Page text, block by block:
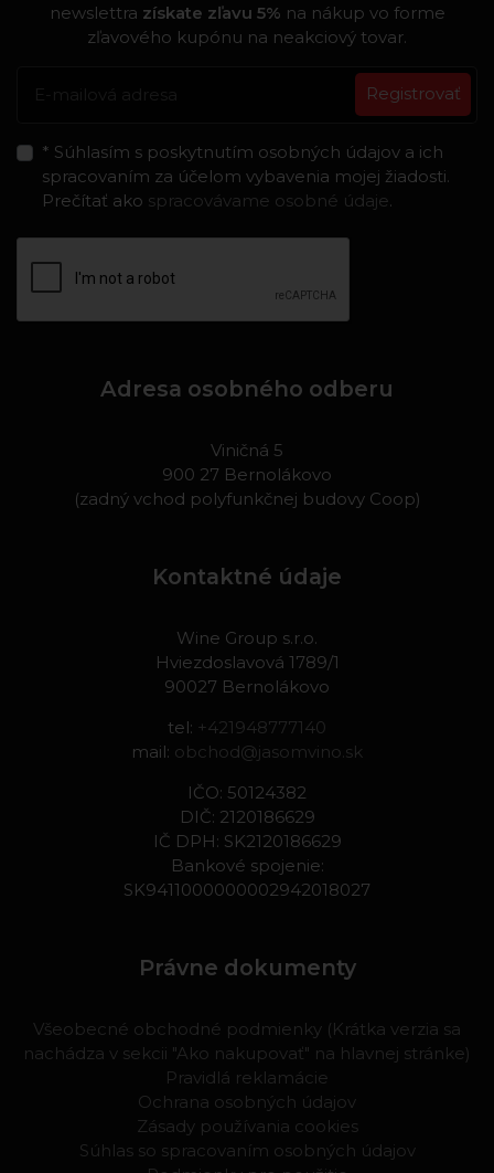
newslettra získate zľavu 5% na nákup vo forme
zľavového kupónu na neakciový tovar.
Registrovať
* Súhlasím s poskytnutím osobných údajov a ich
spracovaním za účelom vybavenia mojej žiadosti.
Prečítať ako spracovávame osobné údaje.
Adresa osobného odberu
Viničná 5
900 27 Bernolákovo
(zadný vchod polyfunkčnej budovy Coop)
Kontaktné údaje
Wine Group s.r.o.
Hviezdoslavová 1789/1
90027 Bernolákovo
tel: +421948777140
mail: obchod@jasomvino.sk
IČO: 50124382
DIČ: 2120186629
IČ DPH: SK2120186629
Bankové spojenie:
SK9411000000002942018027
Právne dokumenty
Všeobecné obchodné podmienky (Krátka verzia sa
nachádza v sekcii "Ako nakupovať" na hlavnej stránke)
Pravidlá reklamácie
Ochrana osobných údajov
Zásady používania cookies
Súhlas so spracovaním osobných údajov